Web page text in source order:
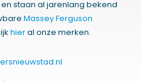
staan al jarenlang bekend
Massey Ferguson
hieral onze merken.